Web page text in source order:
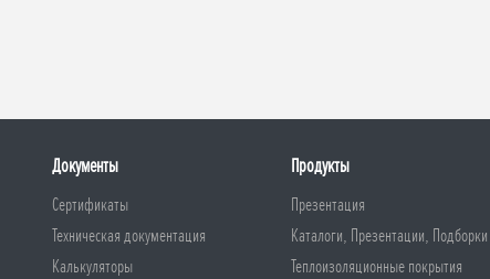
Документы
Сертификаты
Техническая документация
Калькуляторы
Продукты
Презентация
Каталоги, Презентации, Подборки
Теплоизоляционные покрытия